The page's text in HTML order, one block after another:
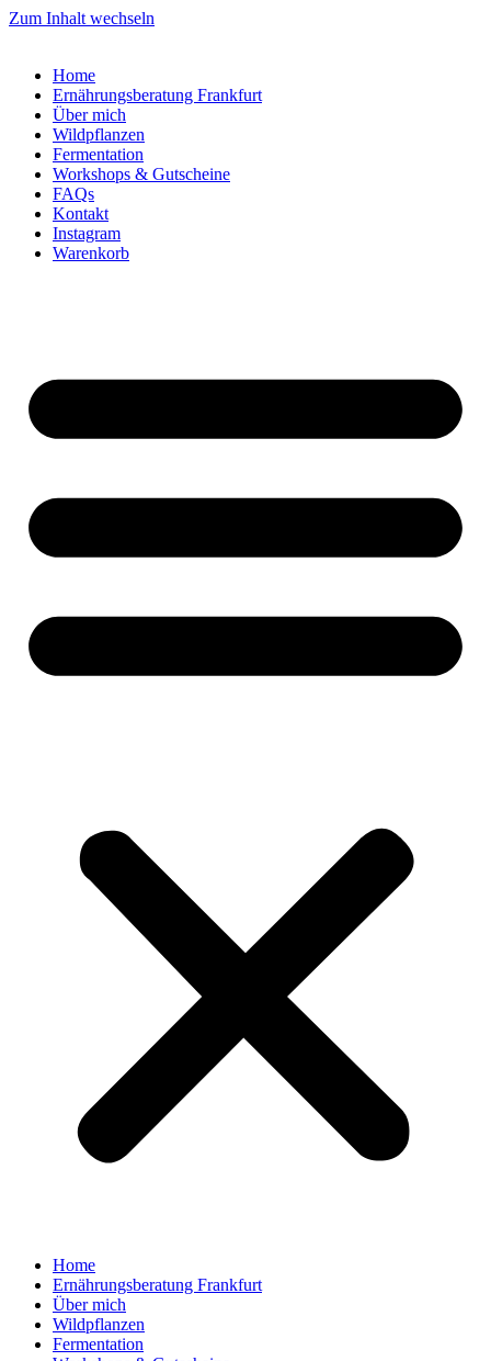
Zum Inhalt wechseln
Home
Ernährungsberatung Frankfurt
Über mich
Wildpflanzen
Fermentation
Workshops & Gutscheine
FAQs
Kontakt
Instagram
Warenkorb
Home
Ernährungsberatung Frankfurt
Über mich
Wildpflanzen
Fermentation